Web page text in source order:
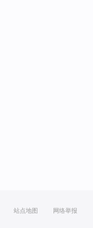
站点地图 网络举报